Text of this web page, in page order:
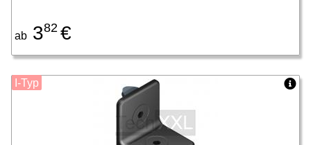
ab 382 €
I-Typ